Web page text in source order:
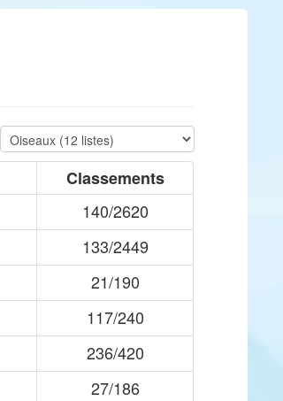
Classements
140/2620
133/2449
21/190
117/240
236/420
27/186